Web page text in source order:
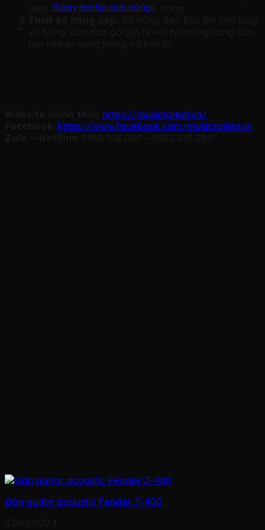
Quay trở lại cửa hàng
giúp điều chỉnh âm thanh dễ dàng
https://musictalent.vn/
https://www.facebook.com/musictalent.vn
Đàn guitar acoustic Fender J-400